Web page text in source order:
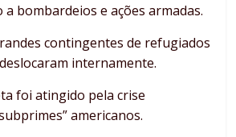
bombardeios e ações armadas.
contingentes de refugiados
internamente.
foi atingido pela crise
americanos.